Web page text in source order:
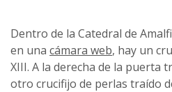
Dentro de la Catedral de
en una cámara web, hay un
XIII. A la derecha de la puerta
otro crucifijo de perlas traído